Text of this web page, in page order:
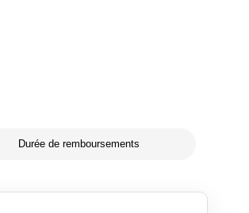
Durée de remboursements